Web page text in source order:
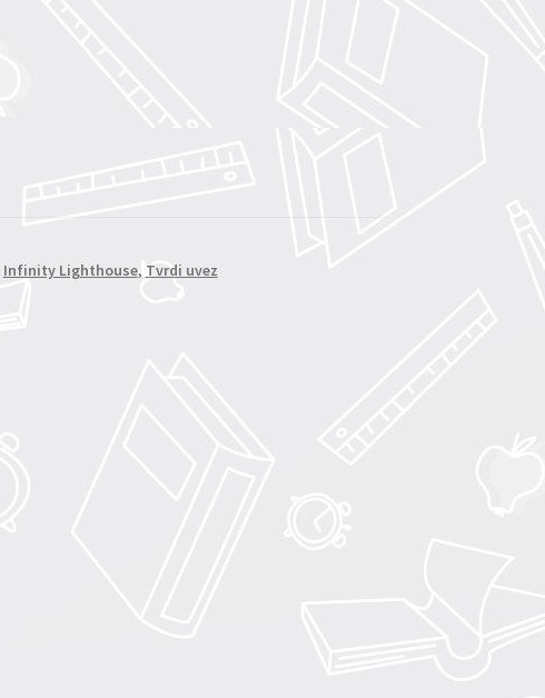
Infinity Lighthouse, Tvrdi uvez